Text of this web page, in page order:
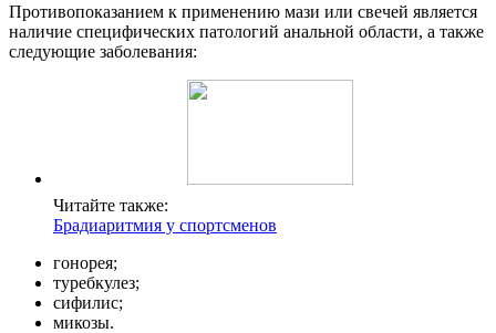
Противопоказанием к применению мази или свечей является
наличие специфических патологий анальной области, а также
следующие заболевания:
Читайте также:
Брадиаритмия у спортсменов
гонорея;
туребкулез;
сифилис;
микозы.